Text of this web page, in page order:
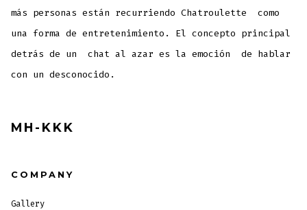
más personas están recurriendo Chatroulette como
una forma de entretenimiento. El concepto principal
detrás de un chat al azar es la emoción de hablar
con un desconocido.
MH-KKK
COMPANY
Gallery